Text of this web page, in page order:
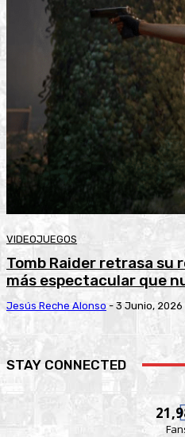
VIDEOJUEGOS
Tomb Raider retrasa su
más espectacular que
Jesús Reche Alonso - 3 Junio, 2026
STAY CONNECTED